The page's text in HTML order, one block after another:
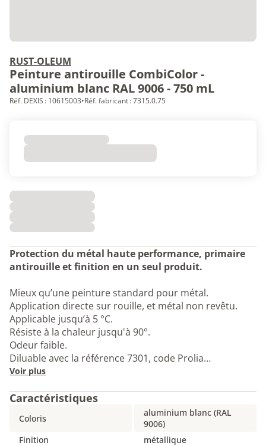
RUST-OLEUM
Peinture antirouille CombiColor -
aluminium blanc RAL 9006 - 750 mL
Réf. DEXIS : 10615003•Réf. fabricant : 7315.0.75
Protection du métal haute performance, primaire
antirouille et finition en un seul produit.
Mieux qu’une peinture standard pour métal.
Application directe sur rouille, et métal non revêtu.
Applicable jusqu’à 5 °C.
Résiste à la chaleur jusqu'à 90°.
Odeur faible.
Diluable avec la référence 7301, code Prolia…
Voir plus
Caractéristiques
Coloris
aluminium blanc (RAL
9006)
Finition
métallique